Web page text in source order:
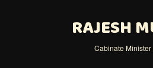
RAJESH
Cabinate Minister